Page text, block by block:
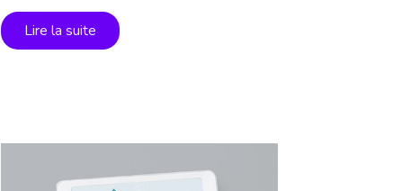
Lire la suite